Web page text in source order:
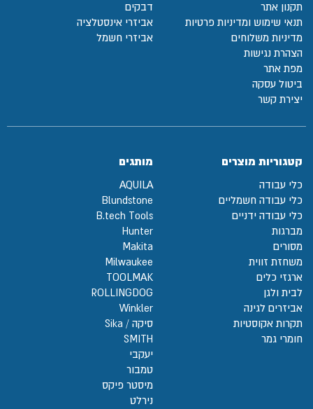
תקנון אתר
תנאי שימוש ומדיניות פרטיות
מדיניות משלוחים
הצהרת נגישות
מפת אתר
ביטול עסקה
יצירת קשר
דבקים
אביזרי אינסטלציה
אביזרי חשמל
קטגוריות מוצרים
כלי עבודה
כלי עבודה חשמליים
כלי עבודה ידניים
מברגות
מסורים
משחזת זווית
ארגזי כלים
לבית ולגן
אביזרים לגינה
תקרות אקוסטיות
חומרי גמר
מותגים
AQUILA
Blundstone
B.tech Tools
Hunter
Makita
Milwaukee
TOOLMAK
ROLLINGDOG
Winkler
סיקה / Sika
SMITH
יעקבי
טמבור
מיסטר פיקס
נירלט